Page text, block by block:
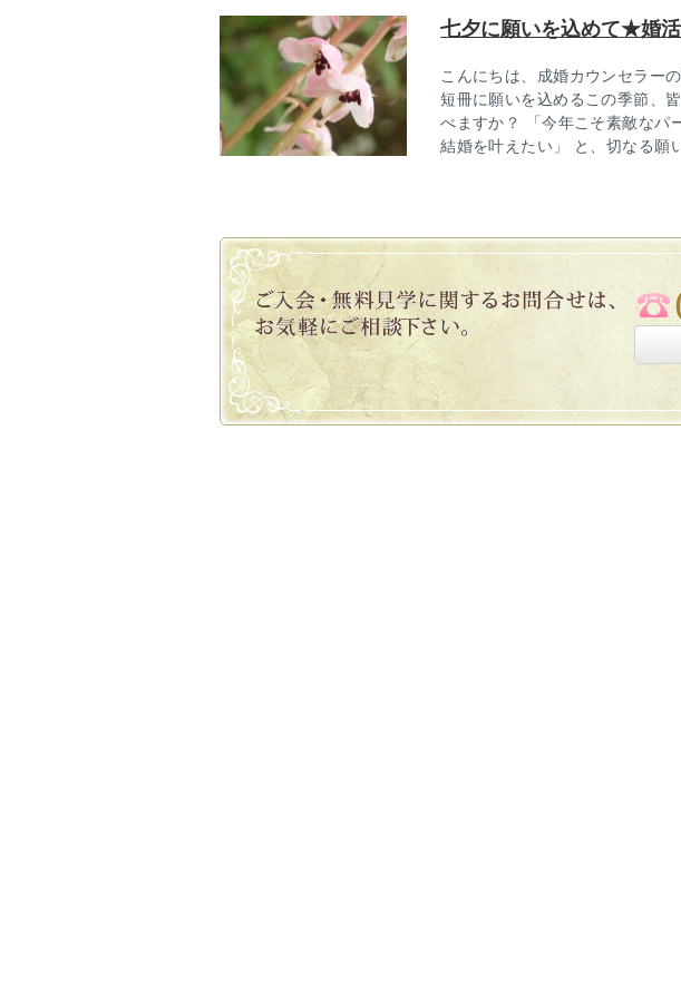
七夕に願いを込めて★婚
こんにちは、成婚カウンセラー
短冊に願いを込めるこの季節、
べますか？ 「今年こそ素敵なパ
結婚を叶えたい」 と、切なる願